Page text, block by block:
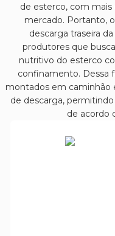
de esterco, com mais
mercado. Portanto,
descarga traseira
produtores que
nutritivo do esterco
confinamento. Dessa
montados em caminhão
de descarga,
de acordo